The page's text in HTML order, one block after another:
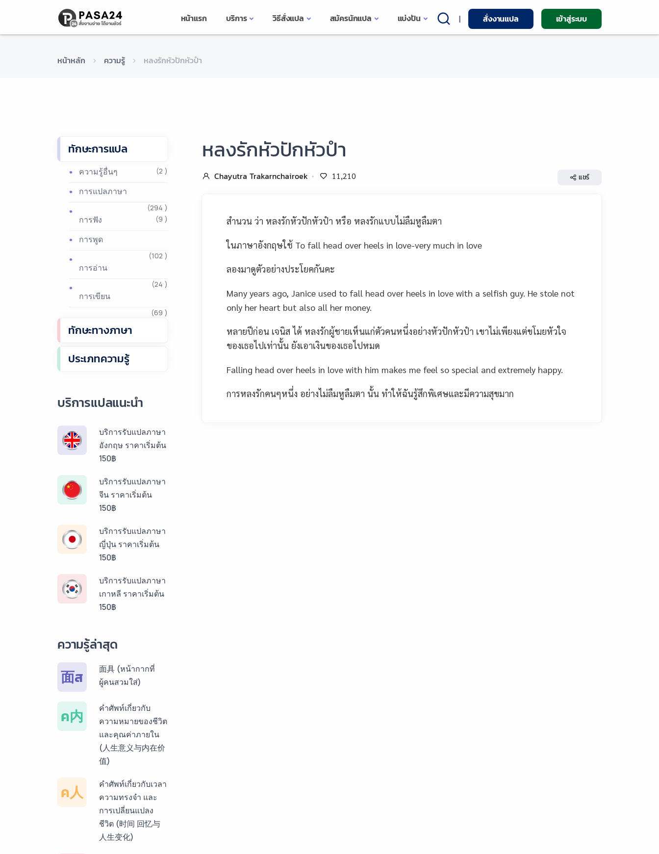
หน้าแรก บริการ วิธีสั่งแปล สมัครนักแปล แบ่งปัน | สั่งงานแปล เข้าสู่ระบบ
หน้าหลัก ความรู้ หลงรักหัวปักหัวปำ
หลงรักหัวปักหัวปำ
Chayutra Trakarnchairoek 11,210 แชร์
สำนวน ว่า หลงรักหัวปักหัวปำ หรือ หลงรักแบบไม่ลืมหูลืมตา
ในภาษาอังกฤษใช้ To fall head over heels in love-very much in love
ลองมาดูตัวอย่างประโยคกันคะ
Many years ago, Janice used to fall head over heels in love with a selfish guy. He stole not
only her heart but also all her money.
หลายปีก่อน เจนิส ได้ หลงรักผู้ชายเห็นแก่ตัวคนหนึ่งอย่างหัวปักหัวปำ เขาไม่เพียงแต่ขโมยหัวใจ
ของเธอไปเท่านั้น ยังเอาเงินของเธอไปหมด
Falling head over heels in love with him makes me feel so special and extremely happy.
การหลงรักคนๆหนึ่ง อย่างไม่ลืมหูลืมตา นั้น ทำให้ฉันรู้สึกพิเศษและมีความสุขมาก
ทักษะการแปล
ความรู้อื่นๆ (2 )
การแปลภาษา
(294 )
การฟัง (9 )
การพูด
(102 )
การอ่าน
(24 )
การเขียน
(69 )
ทักษะทางภาษา
ประเภทความรู้
บริการแปลแนะนำ
บริการรับแปลภาษา
อังกฤษ ราคาเริ่มต้น
150฿
บริการรับแปลภาษา
จีน ราคาเริ่มต้น
150฿
บริการรับแปลภาษา
ญี่ปุ่น ราคาเริ่มต้น
150฿
บริการรับแปลภาษา
เกาหลี ราคาเริ่มต้น
150฿
ลาว ราคาเริ่มต้น
บริการรับแปลภาษา
150฿
บริการรับแปลภาษา
กัมพูชา ราคาเริ่มต้น
150฿
บริการรับแปลภาษา
เวียดนาม ราคาเริ่ม
ต้น 150฿
บริการรับแปลภาษา
ฝรั่งเศส ราคาเริ่มต้น
ความรู้ล่าสุด
面ส
面具 (หน้ากากที่
ผู้คนสวมใส่)
ค内
คำศัพท์เกี่ยวกับ
ความหมายของชีวิต
และคุณค่าภายใน
(人生意义与内在价
值)
ค人
คำศัพท์เกี่ยวกับเวลา
ความทรงจำ และ
การเปลี่ยนแปลง
ชีวิต (时间 回忆与
人生变化)